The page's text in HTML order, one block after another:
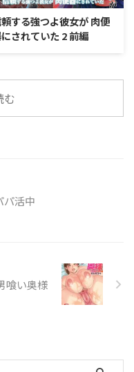
する強つよ彼女が 肉便
されていた 2 前編
む
パ活中
喰い奥様